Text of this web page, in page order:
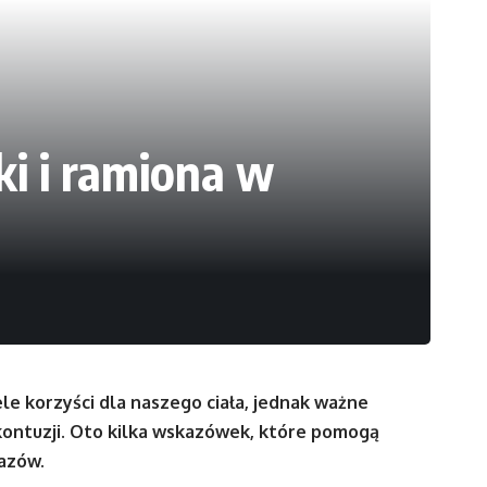
i ramiona w
korzyści dla naszego ciała, jednak ważne
Oto kilka wskazówek, które pomogą